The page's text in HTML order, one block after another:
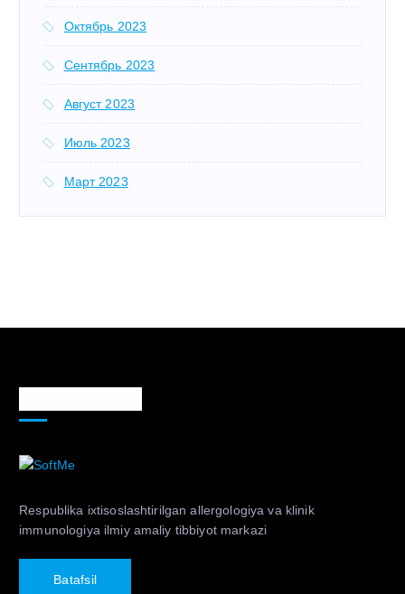
Октябрь 2023
Сентябрь 2023
Август 2023
Июль 2023
Март 2023
Respublika ixtisoslashtirilgan allergologiya va klinik
immunologiya ilmiy amaliy tibbiyot markazi
Batafsil